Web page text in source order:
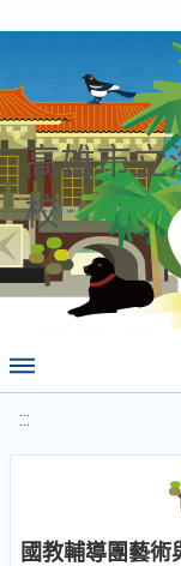
高雄市立
校
:::
國教輔導團藝